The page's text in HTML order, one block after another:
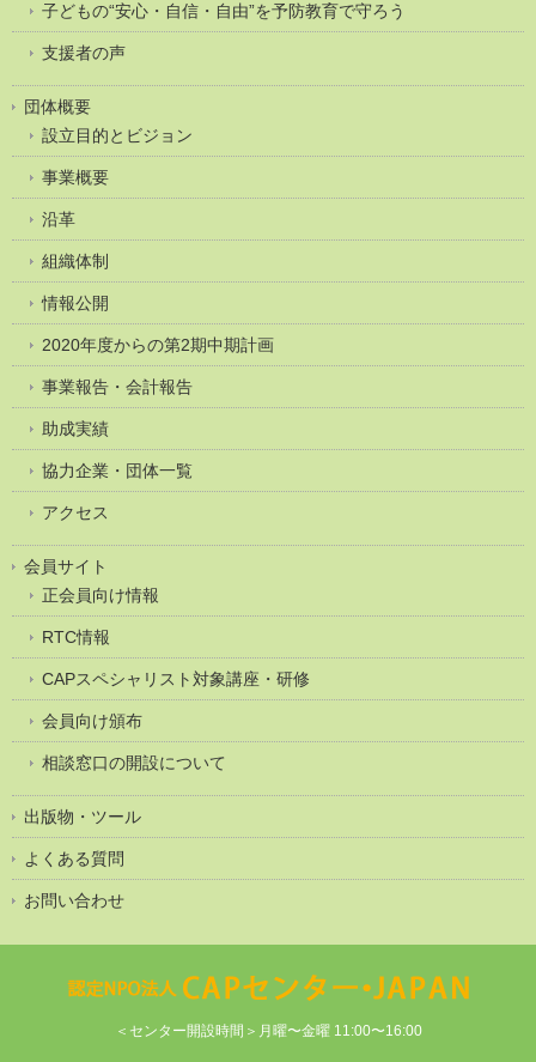
子どもの“安心・自信・自由”を予防教育で守ろう
支援者の声
団体概要
設立目的とビジョン
事業概要
沿革
組織体制
情報公開
2020年度からの第2期中期計画
事業報告・会計報告
助成実績
協力企業・団体一覧
アクセス
会員サイト
正会員向け情報
RTC情報
CAPスペシャリスト対象講座・研修
会員向け頒布
相談窓口の開設について
出版物・ツール
よくある質問
お問い合わせ
＜センター開設時間＞月曜〜金曜 11:00〜16:00